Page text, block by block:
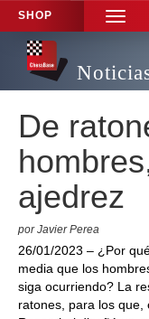
SHOP
TOGGLE
De
ajedrez
por Javier Perea
26/01/2023 – ¿Por
media que los
siga ocurriendo? La
ratones, para los